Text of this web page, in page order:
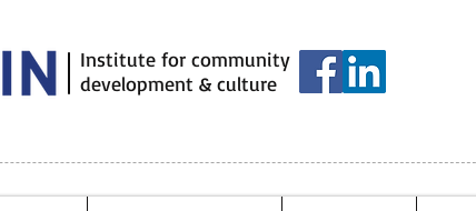
Institute for community
development & culture